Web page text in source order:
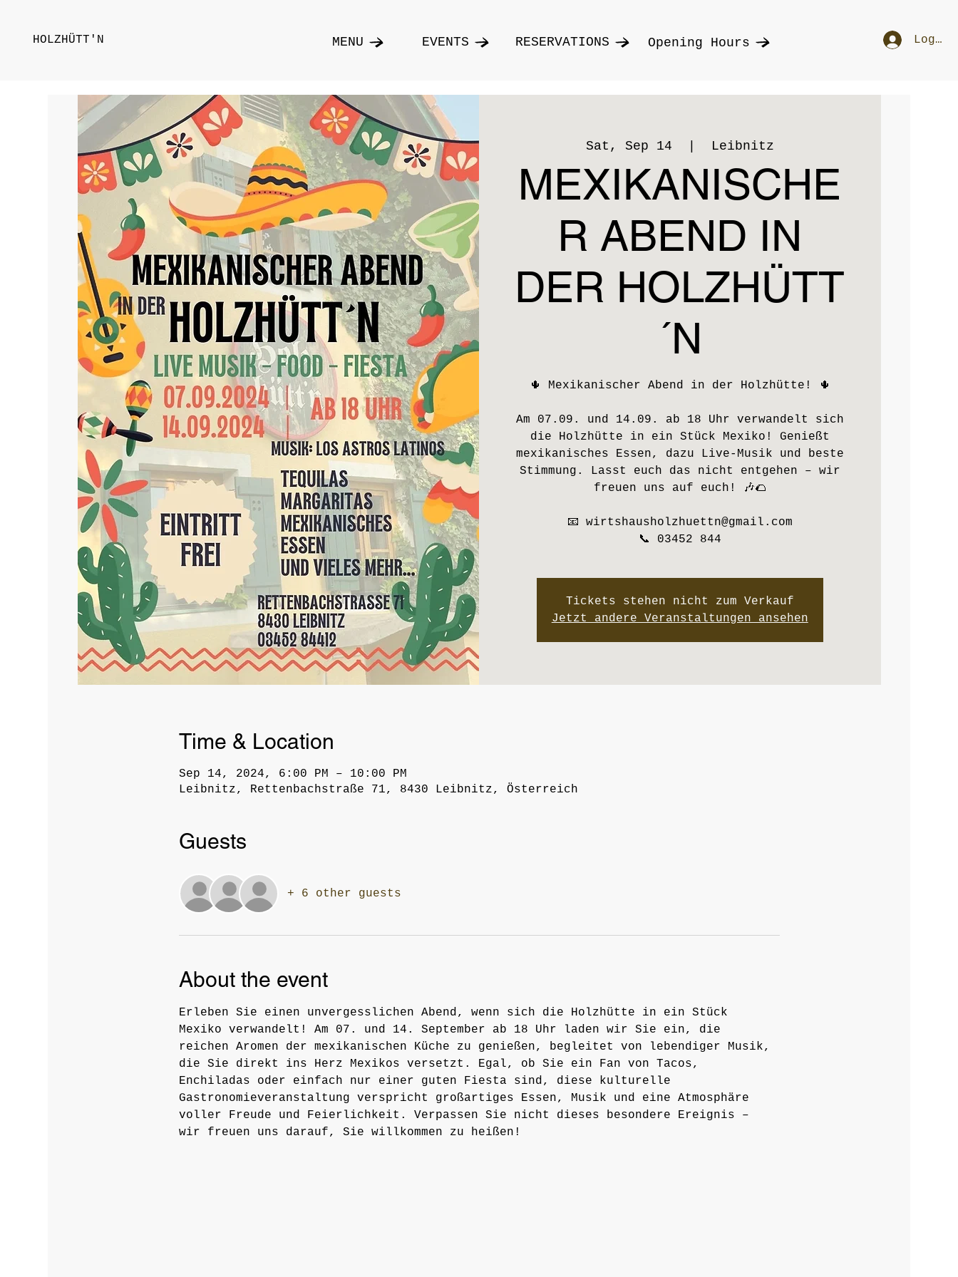
HOLZHÜTT'N MENU EVENTS RESERVATIONS Opening Hours Log In
Sat, Sep 14 Leibnitz
MEXIKANISCHE
R ABEND IN
DER HOLZHÜTT
´N
🌵 Mexikanischer Abend in der Holzhütte! 🌵
Am 07.09. und 14.09. ab 18 Uhr verwandelt sich
die Holzhütte in ein Stück Mexiko! Genießt
mexikanisches Essen, dazu Live-Musik und beste
Stimmung. Lasst euch das nicht entgehen – wir
freuen uns auf euch! 🎶🌮
📧 wirtshausholzhuettn@gmail.com
📞 03452 844
Tickets stehen nicht zum Verkauf
Jetzt andere Veranstaltungen ansehen
Time & Location
Sep 14, 2024, 6:00 PM – 10:00 PM
Leibnitz, Rettenbachstraße 71, 8430 Leibnitz, Österreich
Guests
+ 6 other guests
About the event
Erleben Sie einen unvergesslichen Abend, wenn sich die Holzhütte in ein Stück
Mexiko verwandelt! Am 07. und 14. September ab 18 Uhr laden wir Sie ein, die
reichen Aromen der mexikanischen Küche zu genießen, begleitet von lebendiger Musik,
die Sie direkt ins Herz Mexikos versetzt. Egal, ob Sie ein Fan von Tacos,
Enchiladas oder einfach nur einer guten Fiesta sind, diese kulturelle
Gastronomieveranstaltung verspricht großartiges Essen, Musik und eine Atmosphäre
voller Freude und Feierlichkeit. Verpassen Sie nicht dieses besondere Ereignis –
wir freuen uns darauf, Sie willkommen zu heißen!